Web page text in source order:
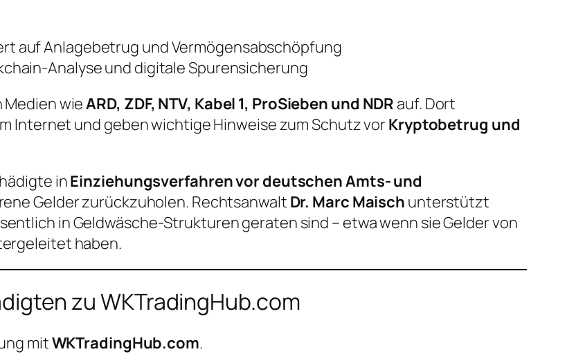
auf Anlagebetrug und Vermögensabschöpfung
Analyse und digitale Spurensicherung
Medien wieARD, ZDF, NTV, Kabel 1, ProSieben und NDR auf. Dort
Internet und geben wichtige Hinweise zum Schutz vor Kryptobetrug und
inEinziehungsverfahren vor deutschen Amts- und
Gelder zurückzuholen. RechtsanwaltDr. Marc Maisch unterstützt
in Geldwäsche-Strukturen geraten sind – etwa wenn sie Gelder von
haben.
zu WKTradingHub.com
mitWKTradingHub.com.